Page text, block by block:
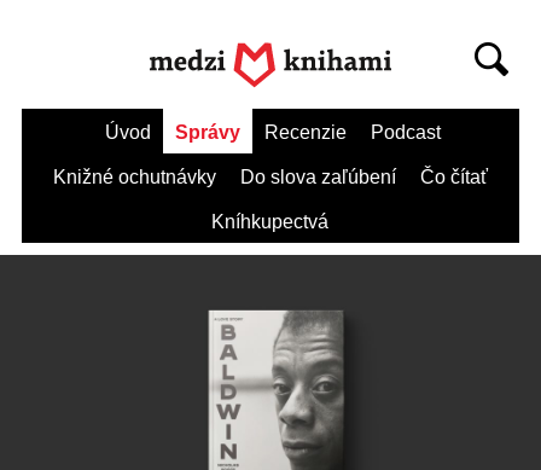
Úvod Správy Recenzie Podcast
Knižné ochutnávky Do slova zaľúbení Čo čítať
Kníhkupectvá